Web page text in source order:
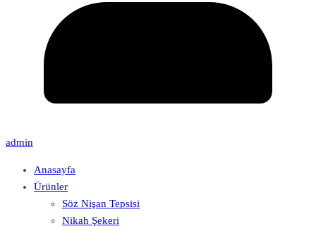
admin
Anasayfa
Ürünler
Söz Nişan Tepsisi
Nikah Şekeri